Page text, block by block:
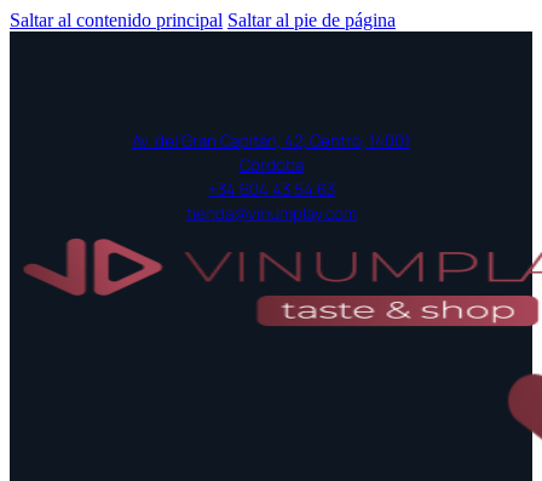
Saltar al contenido principal Saltar al pie de página
Av. del Gran Capitán, 42, Centro, 14001
Córdoba
+34 604 43 54 63
tienda@vinumplay.com